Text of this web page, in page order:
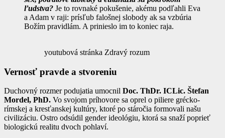
ľudstva? Je to rovnaké pokušenie, akému podľahli Eva
a Adam v raji: prísľub falošnej slobody ak sa vzbúria
Božím pravidlám. A prinieslo im to koniec raja.
youtubová stránka Zdravý rozum
Vernosť pravde a stvoreniu
Duchovný rozmer podujatia umocnil Doc. ThDr. ICLic. Štefan
Mordel, PhD. Vo svojom príhovore sa oprel o piliere grécko-
rímskej a kresťanskej kultúry, ktoré po stáročia formovali našu
civilizáciu. Ostro odsúdil gender ideológiu, ktorá sa snaží poprieť
biologickú realitu dvoch pohlaví.